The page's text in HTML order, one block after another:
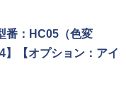
番：HC05（色変
】【オプション：アイ